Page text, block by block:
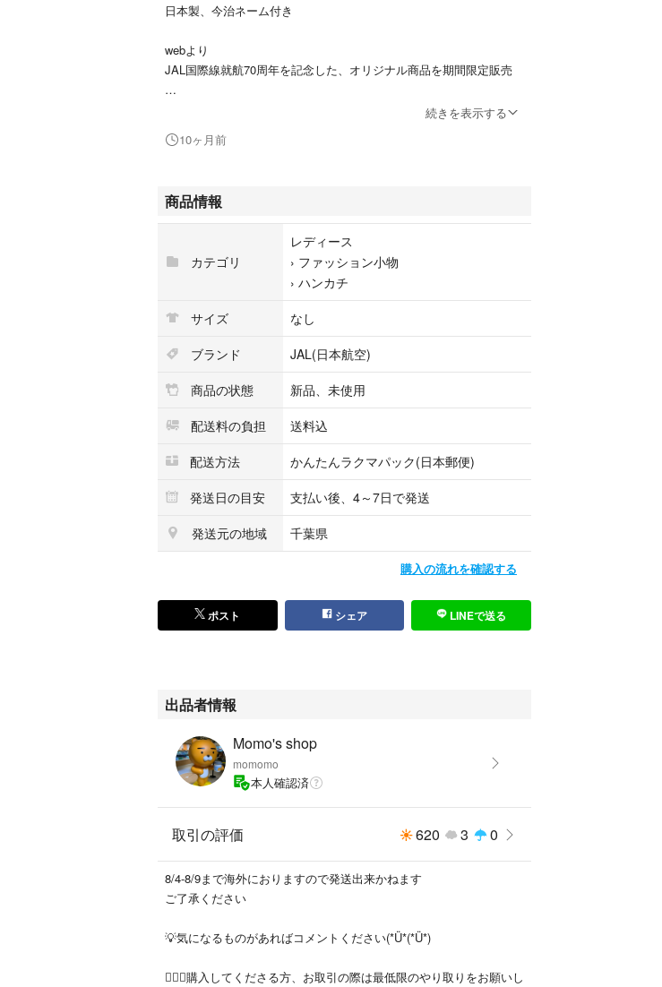
日本製、今治ネーム付き
webより
JAL国際線就航70周年を記念した、オリジナル商品を期間限定販売
JAL初の国際線DC-6B型機「City of Tokyo号」をデザインした、ジャ
ハワイやサンフランシスコなど、航路のイメージから生まれたモチー
の上質な肌触りを感じることができます。今治タオルについて「今治
タオル」とは四国タオル工業組合の組合員企業が製造した地域ブラン
ド「今治タオル」のうち、独自の品質基準に合格した認定商品のみが
名乗ることができるタオルです。四国愛媛県北部でタオルの産地とし
て100年以上の歴史を持ち、肌触りのやわらかさや吸水性に富み、そ
の品質は国内外で定評があります。
新品未使用
自宅保管
気になる方、神経質な方はご遠慮ください
💡画像4.5枚目の缶バッジをお付けします
☂️☁️の多い方、評価に不安のある方、評価ゼロの方はトラブル回避の
ためお取引き出来かねます
ご了承ください
続きを表示する
10ヶ月前
商品情報
カテゴリ
レディース
› ファッション小物
› ハンカチ
サイズ
なし
ブランド
JAL(日本航空)
商品の状態
新品、未使用
配送料の負担
送料込
配送方法
かんたんラクマパック(日本郵便)
発送日の目安
支払い後、4～7日で発送
発送元の地域
千葉県
購入の流れを確認する
ポスト シェア LINEで送る
出品者情報
Momo's shop
momomo
本人確認済
取引の評価 620 3 0
8/4-8/9まで海外におりますので発送出来かねます
ご了承ください
💡気になるものがあればコメントください(*Ü*(*Ü*)
🙇🏻‍♀️購入してくださる方、お取引の際は最低限のやり取りをお願いし